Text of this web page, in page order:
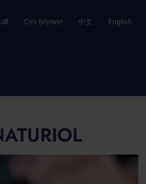
Cyn-fyfyrwyr 中文 English